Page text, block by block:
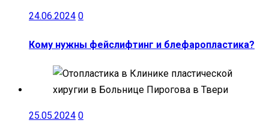
24.06.2024 0
Кому нужны фейслифтинг и блефаропластика?
25.05.2024 0